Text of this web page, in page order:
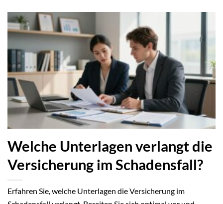
Welche Unterlagen verlangt die
Versicherung im Schadensfall?
Erfahren Sie, welche Unterlagen die Versicherung im